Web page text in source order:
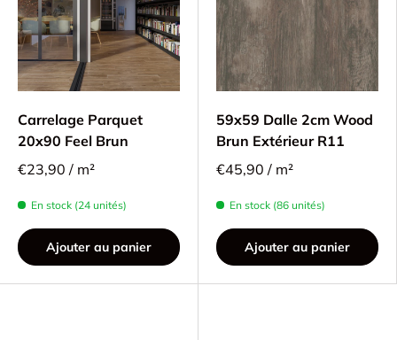
Carrelage Parquet
20x90 Feel Brun
€23,90 / m²
En stock (24 unités)
Ajouter au panier
59x59 Dalle 2cm Wood
Brun Extérieur R11
€45,90 / m²
En stock (86 unités)
Ajouter au panier